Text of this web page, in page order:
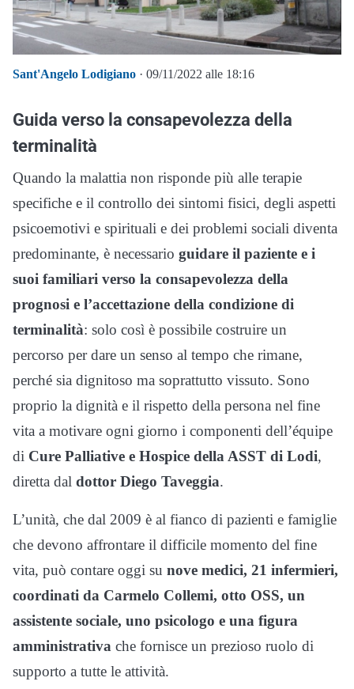
Sant'Angelo Lodigiano · 09/11/2022 alle 18:16
Guida verso la consapevolezza della
terminalità
Quando la malattia non risponde più alle terapie
specifiche e il controllo dei sintomi fisici, degli aspetti
psicoemotivi e spirituali e dei problemi sociali diventa
predominante, è necessario guidare il paziente e i
suoi familiari verso la consapevolezza della
prognosi e l’accettazione della condizione di
terminalità: solo così è possibile costruire un
percorso per dare un senso al tempo che rimane,
perché sia dignitoso ma soprattutto vissuto. Sono
proprio la dignità e il rispetto della persona nel fine
vita a motivare ogni giorno i componenti dell’équipe
di Cure Palliative e Hospice della ASST di Lodi,
diretta dal dottor Diego Taveggia.
L’unità, che dal 2009 è al fianco di pazienti e famiglie
che devono affrontare il difficile momento del fine
vita, può contare oggi su nove medici, 21 infermieri,
coordinati da Carmelo Collemi, otto OSS, un
assistente sociale, uno psicologo e una figura
amministrativa che fornisce un prezioso ruolo di
supporto a tutte le attività.